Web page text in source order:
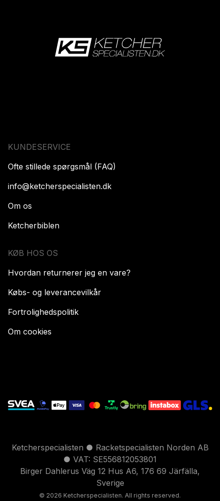
KUNDESERVICE
Ofte stillede spørgsmål (FAQ)
info@ketcherspecialisten.dk
Om os
Ketcherbiblen
KØB HOS OS
Hvordan returnerer jeg en vare?
Købs- og leverancevilkår
Fortrolighedspolitik
Om cookies
Ketcherspecialisten ● Racketspecialisten Norden AB
● VAT: SE556812053801
Birger Dahlerus Väg 12 Hus A6, 176 69 Järfälla,
Sverige
© 2026 Ketcherspecialisten. All rights reserved.